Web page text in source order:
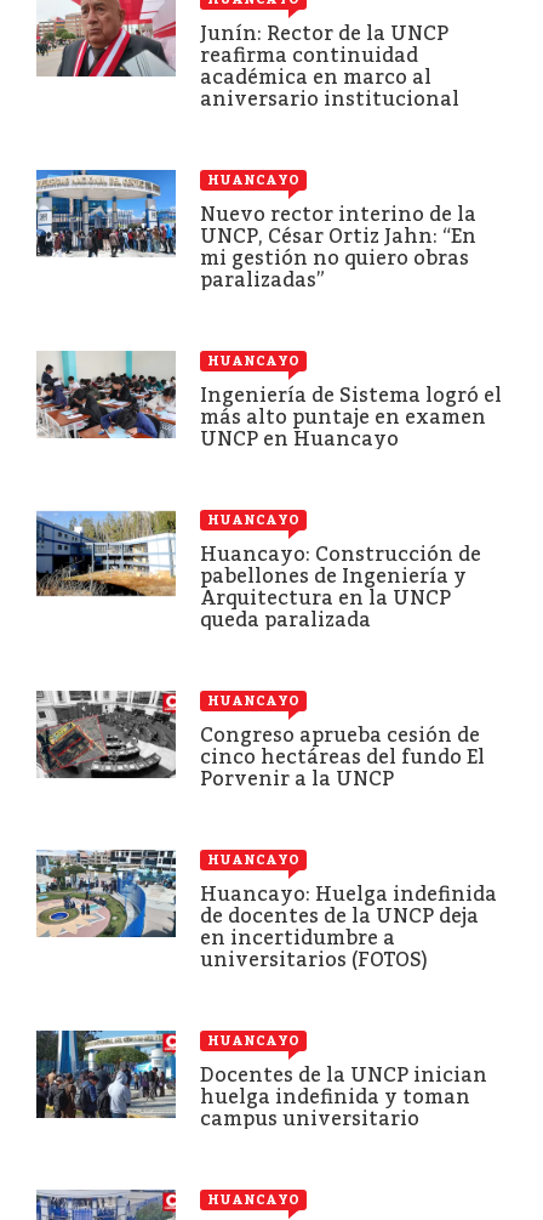
Junín: Rector de la UNCP
reafirma continuidad
académica en marco al
aniversario institucional
HUANCAYO
Nuevo rector interino de la
UNCP, César Ortiz Jahn: “En
mi gestión no quiero obras
paralizadas”
HUANCAYO
Ingeniería de Sistema logró el
más alto puntaje en examen
UNCP en Huancayo
HUANCAYO
Huancayo: Construcción de
pabellones de Ingeniería y
Arquitectura en la UNCP
queda paralizada
HUANCAYO
Congreso aprueba cesión de
cinco hectáreas del fundo El
Porvenir a la UNCP
HUANCAYO
Huancayo: Huelga indefinida
de docentes de la UNCP deja
en incertidumbre a
universitarios (FOTOS)
HUANCAYO
Docentes de la UNCP inician
huelga indefinida y toman
campus universitario
HUANCAYO